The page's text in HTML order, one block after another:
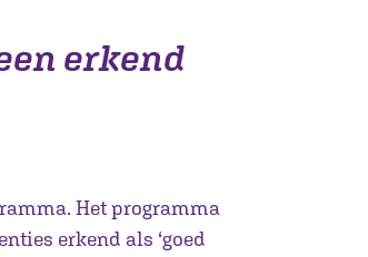
erkend
Het programma
erkend als ‘goed